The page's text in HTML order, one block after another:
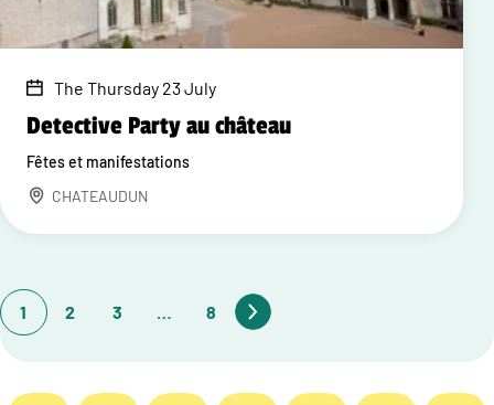
The Thursday 23 July
Detective Party au château
Fêtes et manifestations
CHATEAUDUN
1 2 3 … 8